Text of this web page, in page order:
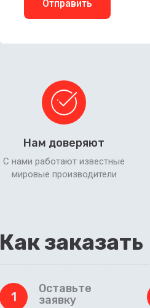
Отправить
Нам доверяют
С нами работают известные
мировые производители
Как заказать
1
Оставьте
заявку